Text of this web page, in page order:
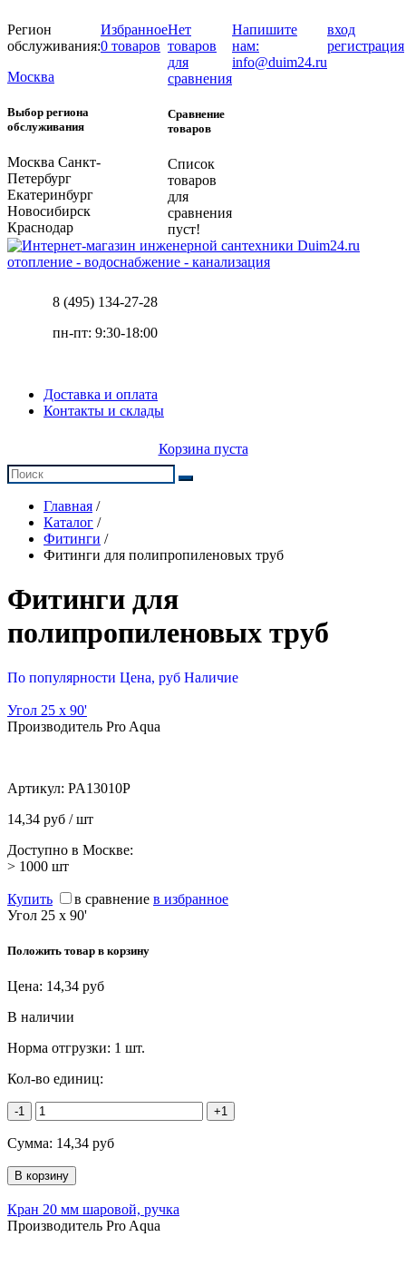
Регион
обслуживания:
Москва
Выбор региона
обслуживания
Москва Санкт-
Петербург
Екатеринбург
Новосибирск
Краснодар
Избранное
0 товаров
Нет
товаров
для
сравнения
Сравнение
товаров
Список
товаров
для
сравнения
пуст!
Напишите
нам:
info@duim24.ru
вход
регистрация
отопление - водоснабжение - канализация
8 (495) 134-27-28
пн-пт: 9:30-18:00
Доставка и оплата
Контакты и склады
Корзина пуста
Главная /
Каталог /
Фитинги /
Фитинги для полипропиленовых труб
Фитинги для
полипропиленовых труб
По популярности Цена, руб Наличие
Угол 25 х 90'
Производитель Pro Aqua
Артикул: PA13010P
14,34 руб / шт
Доступно в Москве:
> 1000 шт
Купить в сравнение в избранное
Угол 25 х 90'
Положить товар в корзину
Цена: 14,34 руб
В наличии
Норма отгрузки: 1 шт.
Кол-во единиц:
-1 +1
Сумма: 14,34 руб
Кран 20 мм шаровой, ручка
Производитель Pro Aqua